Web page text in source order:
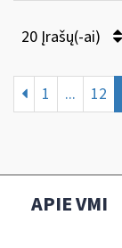
20 Įrašų(-ai)
1 ... 12
APIE VMI